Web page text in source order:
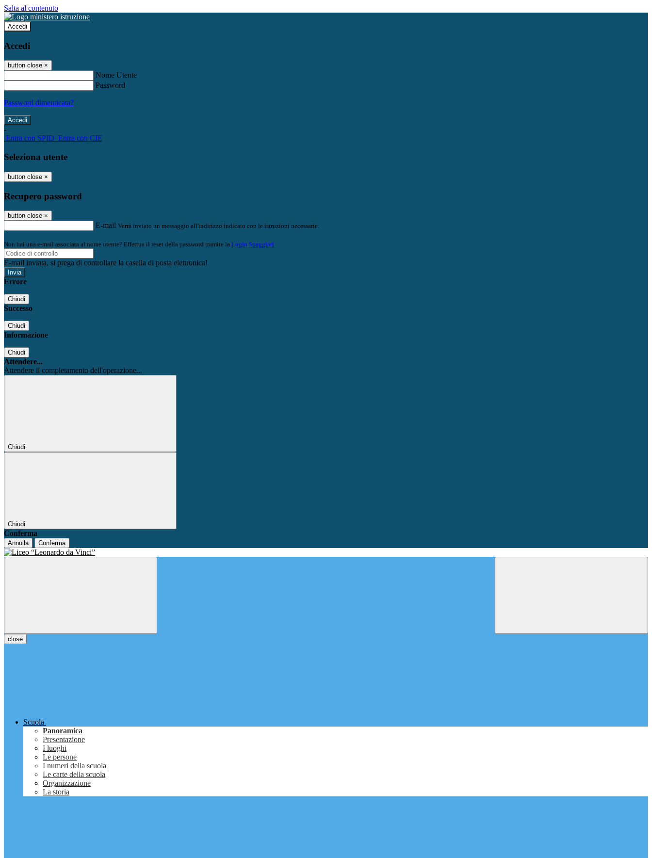
Salta al contenuto
Accedi
Accedi
button close ×
Nome Utente
Password
Password dimenticata?
-
Entra con SPID Entra con CIE
Seleziona utente
button close ×
Recupero password
button close ×
E-mail Verrà inviato un messaggio all'indirizzo indicato con le istruzioni necessarie.
Non hai una e-mail associata al nome utente? Effettua il reset della password tramite la Login Spaggiari
E-mail inviata, si prega di controllare la casella di posta elettronica!
Errore
Chiudi
Successo
Chiudi
Informazione
Chiudi
Attendere...
Attendere il completamento dell'operazione...
Chiudi
Chiudi
Conferma
Annulla Conferma
close
Scuola
Panoramica
Presentazione
I luoghi
Le persone
I numeri della scuola
Le carte della scuola
Organizzazione
La storia